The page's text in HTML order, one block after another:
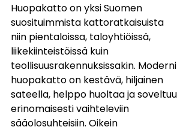
Huopakatto on yksi Suomen
suosituimmista kattoratkaisuista
niin pientaloissa, taloyhtiöissä,
liikekiinteistöissä kuin
teollisuusrakennuksissakin. Moderni
huopakatto on kestävä, hiljainen
sateella, helppo huoltaa ja soveltuu
erinomaisesti vaihteleviin
sääolosuhteisiin. Oikein